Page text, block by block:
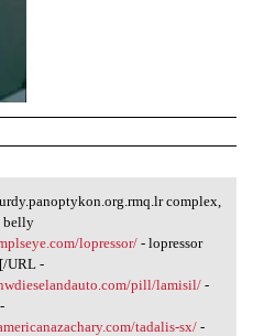
complex,
belly
lopressor/- lopressor
URL -
pill/lamisil/-
tadalis-sx/-